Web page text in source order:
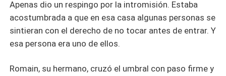
Apenas dio un respingo por la intromisión. Estaba
acostumbrada a que en esa casa algunas personas se
sintieran con el derecho de no tocar antes de entrar. Y
esa persona era uno de ellos.
Romain, su hermano, cruzó el umbral con paso firme y